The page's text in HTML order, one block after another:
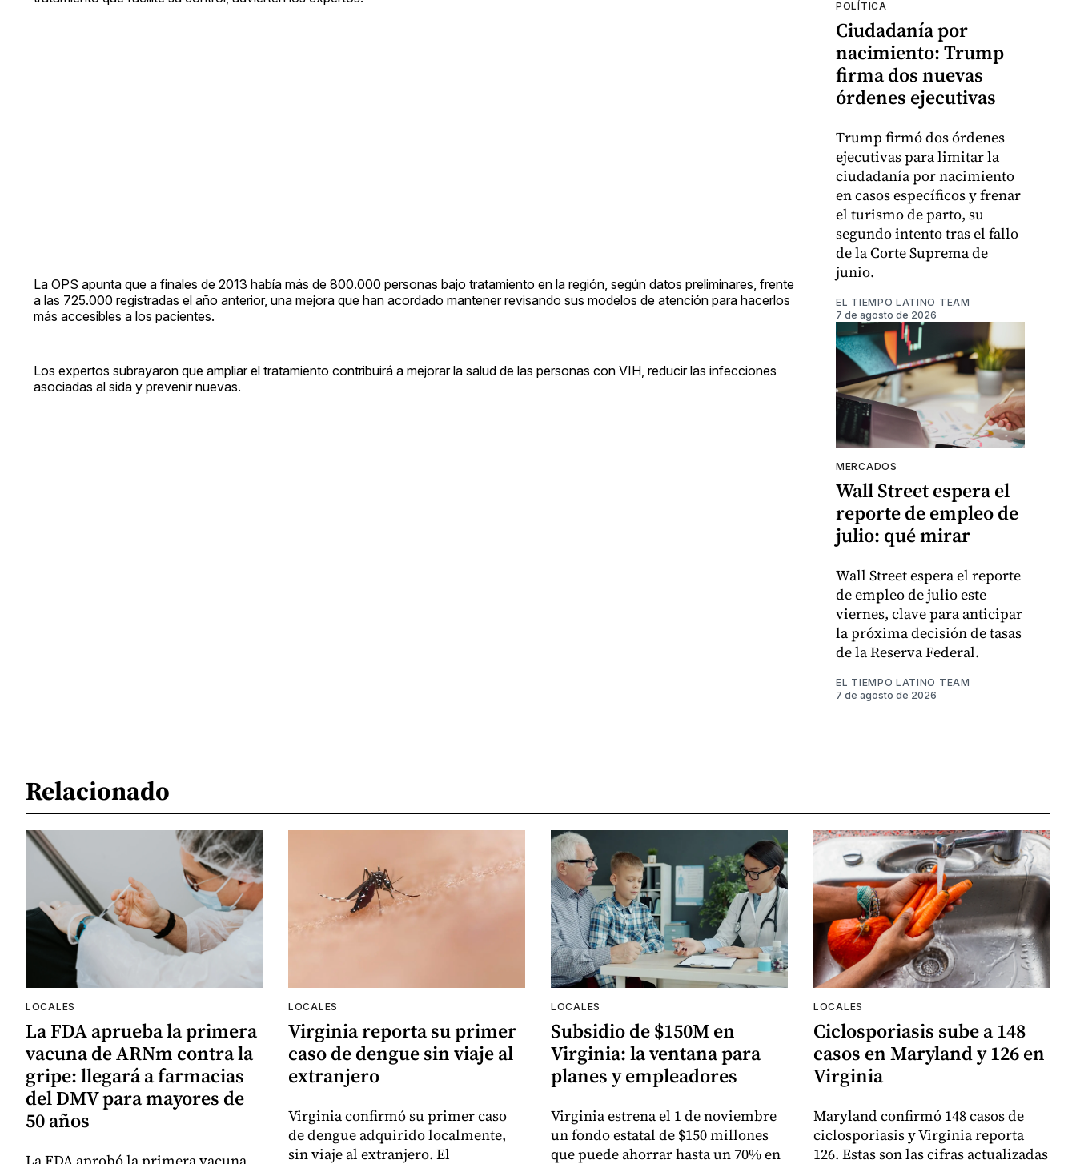
La OPS apunta que a finales de 2013 había más de 800.000 personas bajo tratamiento en la región, según datos preliminares, frente
a las 725.000 registradas el año anterior, una mejora que han acordado mantener revisando sus modelos de atención para hacerlos
más accesibles a los pacientes.
Los expertos subrayaron que ampliar el tratamiento contribuirá a mejorar la salud de las personas con VIH, reducir las infecciones
asociadas al sida y prevenir nuevas.
POLÍTICA
Ciudadanía por
nacimiento: Trump
firma dos nuevas
órdenes ejecutivas
Trump firmó dos órdenes
ejecutivas para limitar la
ciudadanía por nacimiento
en casos específicos y frenar
el turismo de parto, su
segundo intento tras el fallo
de la Corte Suprema de
junio.
EL TIEMPO LATINO TEAM
7 de agosto de 2026
MERCADOS
Wall Street espera el
reporte de empleo de
julio: qué mirar
Wall Street espera el reporte
de empleo de julio este
viernes, clave para anticipar
la próxima decisión de tasas
de la Reserva Federal.
EL TIEMPO LATINO TEAM
7 de agosto de 2026
Relacionado
LOCALES
La FDA aprueba la primera
vacuna de ARNm contra la
gripe: llegará a farmacias
del DMV para mayores de
50 años
LOCALES
Virginia reporta su primer
caso de dengue sin viaje al
extranjero
Virginia confirmó su primer caso
de dengue adquirido localmente,
sin viaje al extranjero. El
LOCALES
Subsidio de $150M en
Virginia: la ventana para
planes y empleadores
Virginia estrena el 1 de noviembre
un fondo estatal de $150 millones
que puede ahorrar hasta un 70% en
LOCALES
Ciclosporiasis sube a 148
casos en Maryland y 126 en
Virginia
Maryland confirmó 148 casos de
ciclosporiasis y Virginia reporta
126. Estas son las cifras actualizadas